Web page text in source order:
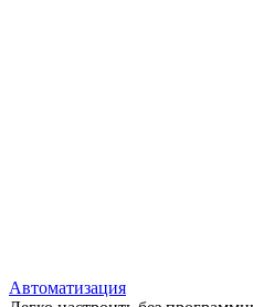
Автоматизация